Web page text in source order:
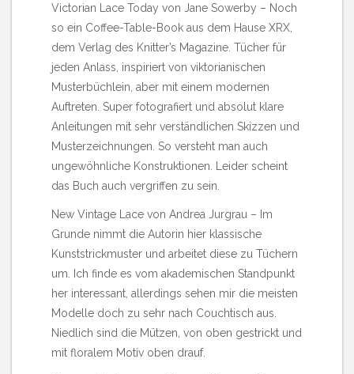
Victorian Lace Today von Jane Sowerby – Noch
so ein Coffee-Table-Book aus dem Hause XRX,
dem Verlag des Knitter’s Magazine. Tücher für
jeden Anlass, inspiriert von viktorianischen
Musterbüchlein, aber mit einem modernen
Auftreten. Super fotografiert und absolut klare
Anleitungen mit sehr verständlichen Skizzen und
Musterzeichnungen. So versteht man auch
ungewöhnliche Konstruktionen. Leider scheint
das Buch auch vergriffen zu sein.
New Vintage Lace von Andrea Jurgrau – Im
Grunde nimmt die Autorin hier klassische
Kunststrickmuster und arbeitet diese zu Tüchern
um. Ich finde es vom akademischen Standpunkt
her interessant, allerdings sehen mir die meisten
Modelle doch zu sehr nach Couchtisch aus.
Niedlich sind die Mützen, von oben gestrickt und
mit floralem Motiv oben drauf.